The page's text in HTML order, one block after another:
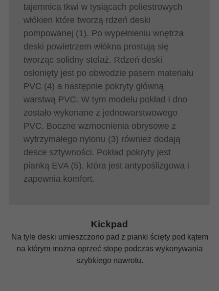
tajemnica tkwi w tysiącach poliestrowych
włókien które tworzą rdzeń deski
pompowanej (1). Po wypełnieniu wnętrza
deski powietrzem włókna prostują się
tworząc solidny stelaż. Rdzeń deski
osłonięty jest po obwodzie pasem materiału
PVC (4) a następnie pokryty główną
warstwą PVC. W tym modelu pokład i dno
zostało wykonane z jednowarstwowego
PVC. Boczne wzmocnienia obrysowe z
wytrzymałego nylonu (3) również dodają
desce sztywności. Pokład pokryty jest
pianką EVA (5), która jest antypoślizgowa i
zapewnia komfort.
Kickpad
Na tyle deski umieszczono pad z pianki ścięty pod kątem
na którym można oprzeć stopę podczas wykonywania
szybkiego nawrotu.